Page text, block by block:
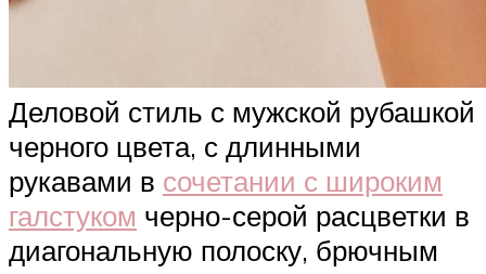
Деловой стиль с мужской рубашкой
черного цвета, с длинными
рукавами в сочетании с широким
галстуком черно-серой расцветки в
диагональную полоску, брючным